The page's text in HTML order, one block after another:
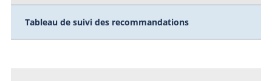
Tableau de suivi des recommandations